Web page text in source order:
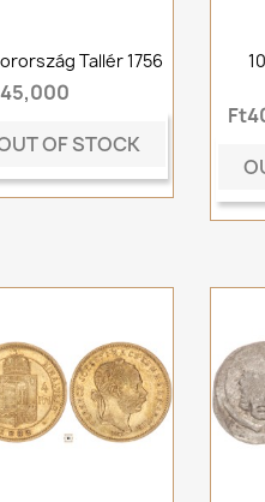
Tallér 1756
OF STOCK